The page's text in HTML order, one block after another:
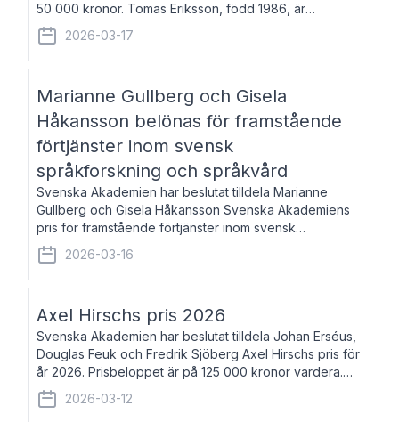
50 000 kronor. Tomas Eriksson, född 1986, är
projektledare inom marknadsföring och författare och
utkom i fjol med boken Syndabocken.
2026-03-17
Marianne Gullberg och Gisela
Håkansson belönas för framstående
förtjänster inom svensk
språkforskning och språkvård
Svenska Akademien har beslutat tilldela Marianne
Gullberg och Gisela Håkansson Svenska Akademiens
pris för framstående förtjänster inom svensk
språkforskning och språkvård till minne av Carl Gabriel
och Karin Forsberg för år 2026. Prissumma
2026-03-16
Axel Hirschs pris 2026
Svenska Akademien har beslutat tilldela Johan Erséus,
Douglas Feuk och Fredrik Sjöberg Axel Hirschs pris för
år 2026. Prisbeloppet är på 125 000 kronor vardera.
Johan Erséus, född 1959, är fackboksförfattare och
journalist med mångårigt för
2026-03-12